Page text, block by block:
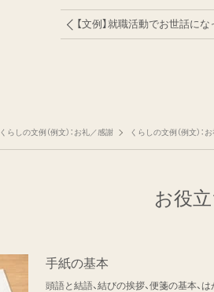
【文例】就職活動でお世話に
くらしの文例（例文）：お礼／感謝 くらしの文例（例文）：
お役
手紙の基本
頭語と結語、結びの挨拶、便箋の基本、は